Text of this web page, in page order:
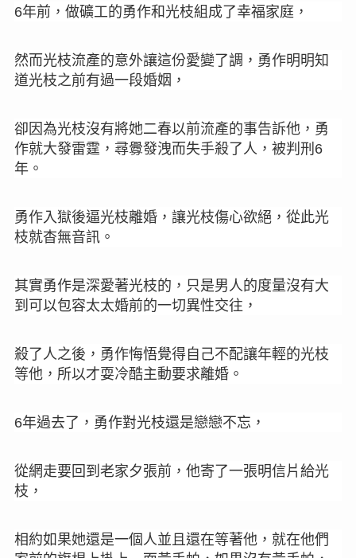
6年前， 做礦工的勇作和光枝組成了幸福家庭，
然而光枝流產的意外讓這份愛變了調， 勇作明明知
道光枝之前有過一段婚姻，
卻因為光枝沒有將她二春以前流產的事告訴他， 勇
作就大發雷霆，尋釁發洩而失手殺了人，被判刑6
年。
勇作入獄後逼光枝離婚，讓光枝傷心欲絕，從此光
枝就杳無音訊。
其實勇作是深愛著光枝的， 只是男人的度量沒有大
到可以包容太太婚前的一切異性交往，
殺了人之後，勇作悔悟覺得自己不配讓年輕的光枝
等他，所以才耍冷酷主動要求離婚。
6年過去了， 勇作對光枝還是戀戀不忘，
從網走要回到老家夕張前，他寄了一張明信片給光
枝，
相約如果她還是一個人並且還在等著他，就在他們